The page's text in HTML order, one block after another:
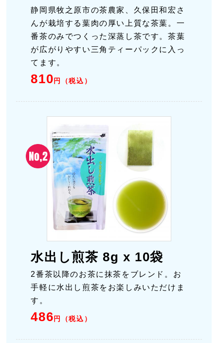
静岡県牧之原市の茶農家、久保田和宏さ
んが栽培する葉肉の厚い上質な茶葉。一
番茶のみでつくった深蒸し茶です。茶葉
が広がりやすい三角ティーパックに入っ
てます。
810 円（税込）
水出し煎茶 8g x 10袋
2番茶以降のお茶に抹茶をブレンド。お
手軽に水出し煎茶をお楽しみいただけま
す。
486円（税込）